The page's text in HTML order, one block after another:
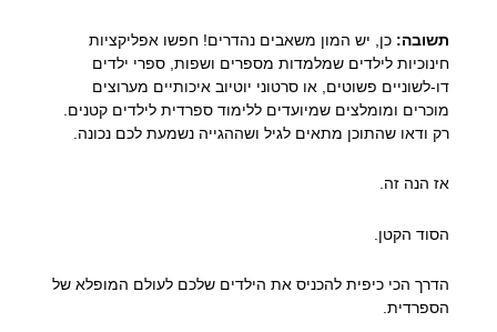
תשובה: כן, יש המון משאבים נהדרים! חפשו אפליקציות
חינוכיות לילדים שמלמדות מספרים ושפות, ספרי ילדים
דו-לשוניים פשוטים, או סרטוני יוטיוב איכותיים מערוצים
מוכרים ומומלצים שמיועדים ללימוד ספרדית לילדים קטנים.
רק ודאו שהתוכן מתאים לגיל ושההגייה נשמעת לכם נכונה.
אז הנה זה.
הסוד הקטן.
הדרך הכי כיפית להכניס את הילדים שלכם לעולם המופלא של
הספרדית.